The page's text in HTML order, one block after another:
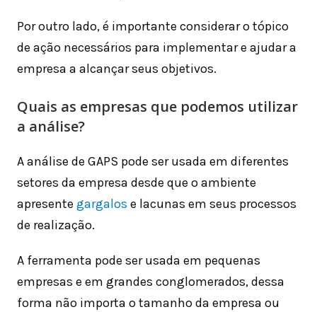
Por outro lado, é importante considerar o tópico
de ação necessários para implementar e ajudar a
empresa a alcançar seus objetivos.
Quais as empresas que podemos utilizar
a análise?
A análise de GAPS pode ser usada em diferentes
setores da empresa desde que o ambiente
apresente gargalos e lacunas em seus processos
de realização.
A ferramenta pode ser usada em pequenas
empresas e em grandes conglomerados, dessa
forma não importa o tamanho da empresa ou